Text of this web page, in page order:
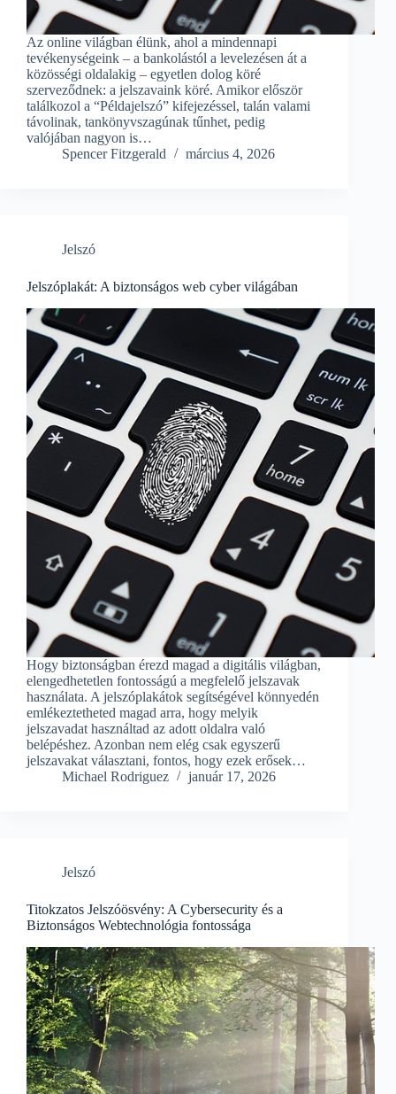
Az online világban élünk, ahol a mindennapi
tevékenységeink – a bankolástól a levelezésen át a
közösségi oldalakig – egyetlen dolog köré
szerveződnek: a jelszavaink köré. Amikor először
találkozol a “Példajelszó” kifejezéssel, talán valami
távolinak, tankönyvszagúnak tűnhet, pedig
valójában nagyon is…
Spencer Fitzgerald
március 4, 2026
Jelszó
Jelszóplakát: A biztonságos web cyber világában
Hogy biztonságban érezd magad a digitális világban,
elengedhetetlen fontosságú a megfelelő jelszavak
használata. A jelszóplakátok segítségével könnyedén
emlékeztetheted magad arra, hogy melyik
jelszavadat használtad az adott oldalra való
belépéshez. Azonban nem elég csak egyszerű
jelszavakat választani, fontos, hogy ezek erősek…
Michael Rodriguez
január 17, 2026
Jelszó
Titokzatos Jelszóösvény: A Cybersecurity és a
Biztonságos Webtechnológia fontossága